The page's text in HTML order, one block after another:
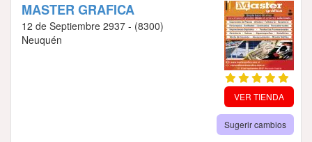
MASTER GRAFICA
12 de Septiembre 2937 - (8300)
Neuquén
VER TIENDA
Sugerir cambios